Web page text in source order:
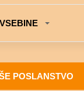
VSEBINE
POSLANSTVO